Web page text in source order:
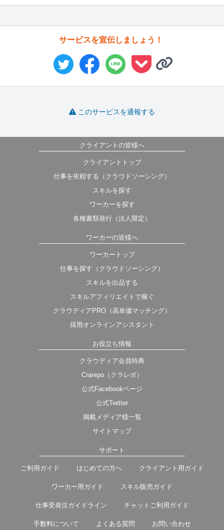
サービスを宣伝しましょう！
このサービスを通報する
クライアントの皆様へ
クライアントトップ
仕事を依頼する（クラウドソーシング）
スキルを探す
ワーカーを探す
各種書類発行（法人限定）
ワーカーの皆様へ
ワーカートップ
仕事を探す（クラウドソーシング）
スキルを出品する
スキルアフィリエイトで稼ぐ
クラウディアPRO（高単価マッチング）
採用オンラインアシスタント
お役立ち情報
クラウディア会員特典
Crarepo（クラレポ）
公式Facebookページ
公式Twitter
掲載メディア様一覧
サイトマップ
サポート
ご利用ガイド はじめての方へ クライアント用ガイド
ワーカー用ガイド スキル販売ガイド
仕事受発注ガイドライン チャットご利用ガイド
手数料について よくある質問 お問い合わせ